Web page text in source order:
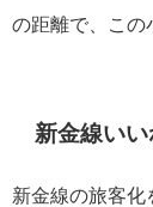
の距離で、この
新金線いい
新金線の旅客化